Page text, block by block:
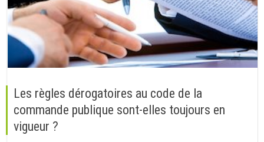
Les règles dérogatoires au code de la
commande publique sont-elles toujours en
vigueur ?